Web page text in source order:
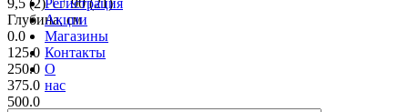
Акции
Магазины
Контакты
О
нас
Глубина, см
0.0
125.0
250.0
375.0
500.0